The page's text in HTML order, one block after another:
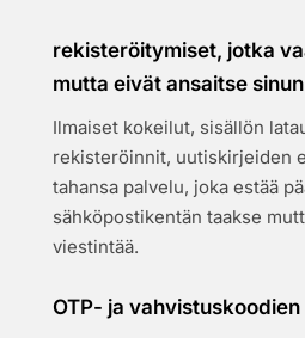
rekisteröitymiset, jotka
mutta eivät ansaitse
Ilmaiset kokeilut, sisällön
rekisteröinnit, uutiskirjeiden
tahansa palvelu, joka estää
sähköpostikentän taakse
viestintää.
OTP- ja